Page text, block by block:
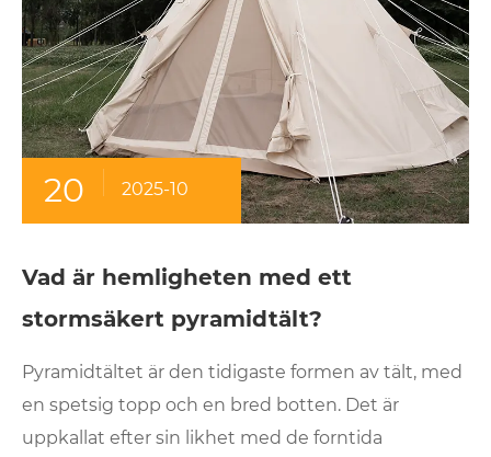
20 2025-10
Vad är hemligheten med ett
stormsäkert pyramidtält?
Pyramidtältet är den tidigaste formen av tält, med
en spetsig topp och en bred botten. Det är
uppkallat efter sin likhet med de forntida